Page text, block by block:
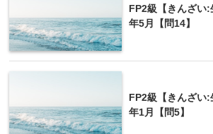
『死亡保険金』「妻Ｂさんが受け取
FP2級【きんざい
年5月【問14】
FP2級【きんざい
年1月【問5】